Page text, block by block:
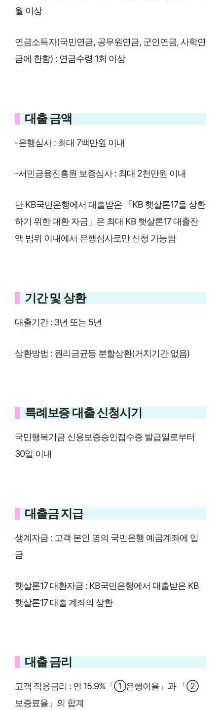
월 이상
연금소득자(국민연금, 공무원연금, 군인연금, 사학연
금에 한함) : 연금수령 1회 이상
대출 금액
-은행심사 : 최대 7백만원 이내
-서민금융진흥원 보증심사 : 최대 2천만원 이내
단 KB국민은행에서 대출받은 「KB 햇살론17을 상환
하기 위한 대환 자금」은 최대 KB 햇살론17 대출잔
액 범위 이내에서 은행심사로만 신청 가능함
기간 및 상환
대출기간 : 3년 또는 5년
상환방법 : 원리금균등 분할상환(거치기간 없음)
특례보증 대출 신청시기
국민행복기금 신용보증승인접수증 발급일로부터
30일 이내
대출금 지급
생계자금 : 고객 본인 명의 국민은행 예금계좌에 입
금
햇살론17 대환자금 : KB국민은행에서 대출받은 KB
햇살론17 대출 계좌의 상환
대출 금리
고객 적용금리 : 연 15.9%「①은행이율」 과「②
보증료율」 의 합계